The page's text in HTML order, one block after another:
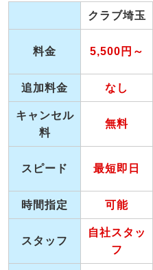
クラブ埼玉
料金 5,500円～
追加料金 なし
キャンセル
料
無料
スピード 最短即日
時間指定 可能
スタッフ
自社スタッ
フ